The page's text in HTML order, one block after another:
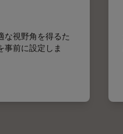
な視野角を得るた
事前に設定しま